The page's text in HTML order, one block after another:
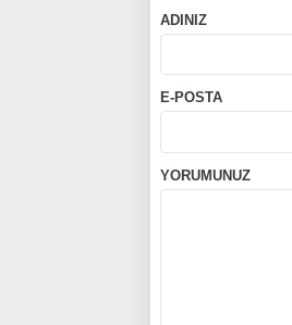
ADINIZ
E-POSTA
YORUMUNUZ